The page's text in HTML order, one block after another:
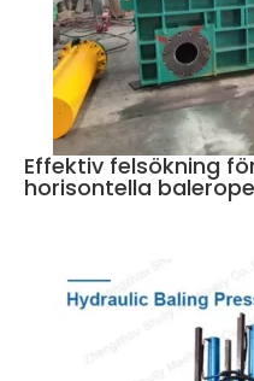
Effektiv felsökning
horisontella